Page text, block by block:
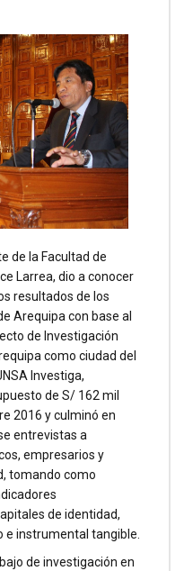
de la Facultad de
Larrea, dio a conocer
resultados de los
Arequipa con base al
de Investigación
como ciudad del
Investiga,
de S/ 162 mil
2016 y culminó en
entrevistas a
empresarios y
tomando como
de identidad,
e instrumental tangible.
de investigación en